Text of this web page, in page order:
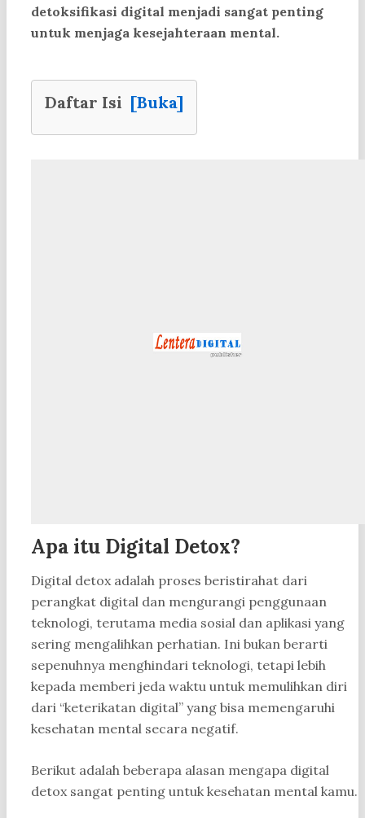
detoksifikasi digital menjadi sangat penting
untuk menjaga kesejahteraan mental.
Daftar Isi [Buka]
Apa itu Digital Detox?
Digital detox adalah proses beristirahat dari
perangkat digital dan mengurangi penggunaan
teknologi, terutama media sosial dan aplikasi yang
sering mengalihkan perhatian. Ini bukan berarti
sepenuhnya menghindari teknologi, tetapi lebih
kepada memberi jeda waktu untuk memulihkan diri
dari “keterikatan digital” yang bisa memengaruhi
kesehatan mental secara negatif.
Berikut adalah beberapa alasan mengapa digital
detox sangat penting untuk kesehatan mental kamu.